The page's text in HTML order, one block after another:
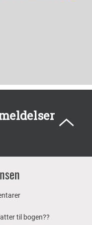
til bogen??